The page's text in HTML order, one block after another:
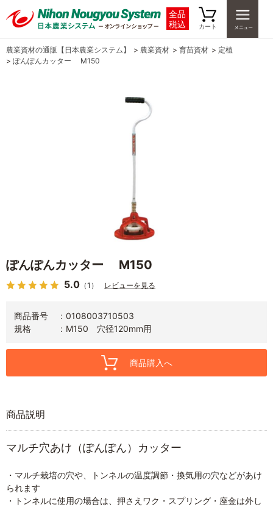
全品
税込
カート
農業資材の通販【日本農業システム】 > 農業資材 > 育苗資材 > 定植
> ぽんぽんカッター M150
ぽんぽんカッター M150
5.0 （1） レビューを見る
商品番号
0108003710503
規格
M150 穴径120mm用
商品購入へ
商品説明
マルチ穴あけ（ぽんぽん）カッター
・マルチ栽培の穴や、トンネルの温度調節・換気用の穴などがあけ
られます
・トンネルに使用の場合は、押さえワク・スプリング・座金は外し